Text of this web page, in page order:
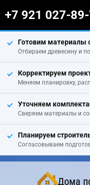
+7 921 027-
Готовим материалы
Отбираем древесину и
Корректируем
Меняем планировку,
Уточняем
Сверяем материалы и
Планируем
Согласовываем
Дома